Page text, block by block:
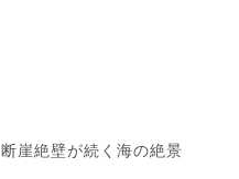
断崖絶壁が続く海の絶景